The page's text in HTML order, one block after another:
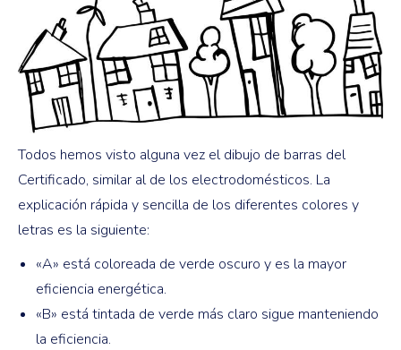
Todos hemos visto alguna vez el dibujo de barras del
Certificado, similar al de los electrodomésticos. La
explicación rápida y sencilla de los diferentes colores y
letras es la siguiente:
«A» está coloreada de verde oscuro y es la mayor
eficiencia energética.
«B» está tintada de verde más claro sigue manteniendo
la eficiencia.